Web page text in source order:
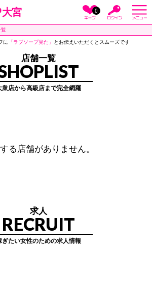
大宮 0
覧
に 「ラブソープ見た」 とお伝えいただくとスムーズです
店舗一覧
衆店から高級店まで完全網羅
る店舗がありません。
求人
RECRUIT
ぎたい女性のための求人情報